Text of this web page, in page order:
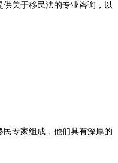
关于移民法的专业咨询，以
专家组成，他们具有深厚的